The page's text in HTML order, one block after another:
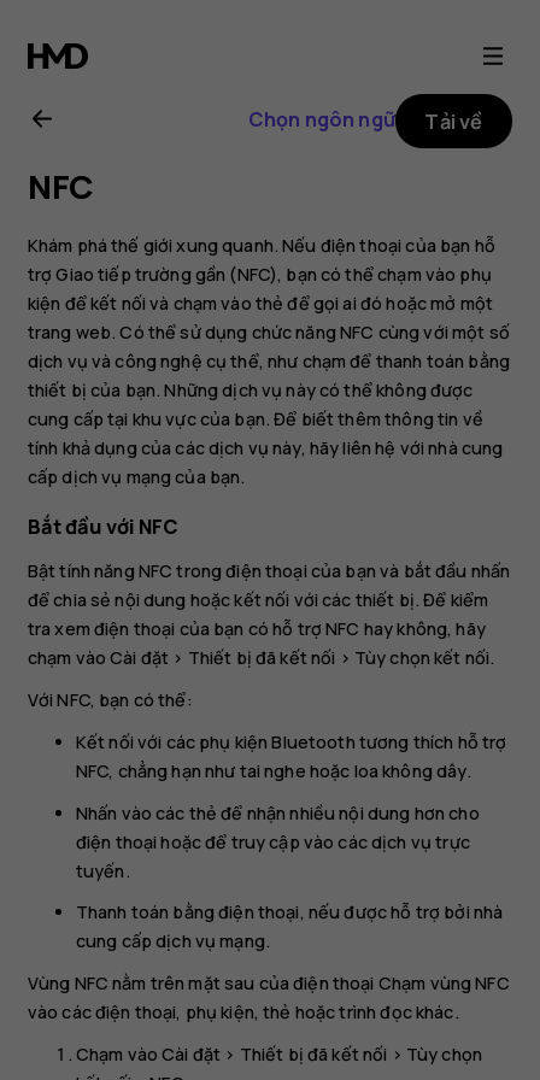
Hướng
dẫn
sử
dụng
Nokia
8.1
Chọn ngôn ngữ Tải về
NFC
Khám phá thế giới xung quanh. Nếu điện thoại của bạn hỗ
trợ Giao tiếp trường gần (NFC), bạn có thể chạm vào phụ
kiện để kết nối và chạm vào thẻ để gọi ai đó hoặc mở một
trang web. Có thể sử dụng chức năng NFC cùng với một số
dịch vụ và công nghệ cụ thể, như chạm để thanh toán bằng
thiết bị của bạn. Những dịch vụ này có thể không được
cung cấp tại khu vực của bạn. Để biết thêm thông tin về
tính khả dụng của các dịch vụ này, hãy liên hệ với nhà cung
cấp dịch vụ mạng của bạn.
Bắt đầu với NFC
Bật tính năng NFC trong điện thoại của bạn và bắt đầu nhấn
để chia sẻ nội dung hoặc kết nối với các thiết bị. Để kiểm
tra xem điện thoại của bạn có hỗ trợ NFC hay không, hãy
chạm vàoCài đặt > Thiết bị đã kết nối > Tùy chọn kết nối.
Với NFC, bạn có thể:
Kết nối với các phụ kiện Bluetooth tương thích hỗ trợ
NFC, chẳng hạn như tai nghe hoặc loa không dây.
Nhấn vào các thẻ để nhận nhiều nội dung hơn cho
điện thoại hoặc để truy cập vào các dịch vụ trực
tuyến.
Thanh toán bằng điện thoại, nếu được hỗ trợ bởi nhà
cung cấp dịch vụ mạng.
Vùng NFC nằm trên mặt sau của điện thoại Chạm vùng NFC
vào các điện thoại, phụ kiện, thẻ hoặc trình đọc khác.
Chạm vàoCài đặt > Thiết bị đã kết nối > Tùy chọn